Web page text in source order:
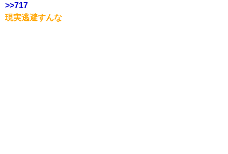
>>717
現実逃避すんな